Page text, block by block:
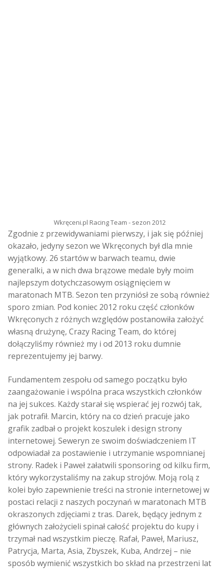
Wkręceni.pl Racing Team - sezon 2012
Zgodnie z przewidywaniami pierwszy, i jak się później
okazało, jedyny sezon we Wkręconych był dla mnie
wyjątkowy. 26 startów w barwach teamu, dwie
generalki, a w nich dwa brązowe medale były moim
najlepszym dotychczasowym osiągnięciem w
maratonach MTB. Sezon ten przyniósł ze sobą również
sporo zmian. Pod koniec 2012 roku część członków
Wkręconych z różnych względów postanowiła założyć
własną drużynę, Crazy Racing Team, do której
dołączyliśmy również my i od 2013 roku dumnie
reprezentujemy jej barwy.
Fundamentem zespołu od samego początku było
zaangażowanie i wspólna praca wszystkich członków
na jej sukces. Każdy starał się wspierać jej rozwój tak,
jak potrafił. Marcin, który na co dzień pracuje jako
grafik zadbał o projekt koszulek i design strony
internetowej. Seweryn ze swoim doświadczeniem IT
odpowiadał za postawienie i utrzymanie wspomnianej
strony. Radek i Paweł załatwili sponsoring od kilku firm,
który wykorzystaliśmy na zakup strojów. Moją rolą z
kolei było zapewnienie treści na stronie internetowej w
postaci relacji z naszych poczynań w maratonach MTB
okraszonych zdjęciami z tras. Darek, będący jednym z
głównych założycieli spinał całość projektu do kupy i
trzymał nad wszystkim pieczę. Rafał, Paweł, Mariusz,
Patrycja, Marta, Asia, Zbyszek, Kuba, Andrzej – nie
sposób wymienić wszystkich bo skład na przestrzeni lat